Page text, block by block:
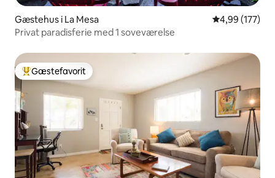
Gæstehus i La Mesa 4,99 ud af 5 i
4,99 (177)
Privat paradisferie med 1 soveværelse
Bedste gæstefavorit
Gæstefavorit